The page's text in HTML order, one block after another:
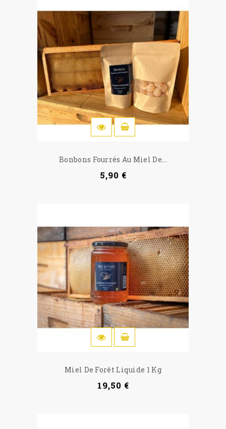
Bonbons Fourrés Au Miel De...
5,90 €
Miel De Forêt Liquide 1 Kg
19,50 €